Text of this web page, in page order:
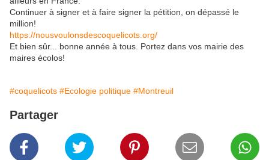
Continuer à signer et à faire signer la pétition, on dépassé le
million!
https://nousvoulonsdescoquelicots.org/
Et bien sûr... bonne année à tous. Portez dans vos mairie des
maires écolos!
#coquelicots #Ecologie politique #Montreuil
Partager